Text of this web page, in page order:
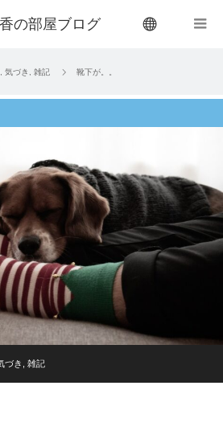
の部屋ブログ
気づき 雑記 靴下が。。
づき 雑記